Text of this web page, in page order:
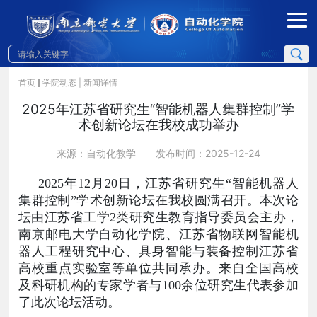
首页 学院动态 | 新闻详情
2025年江苏省研究生“智能机器人集群控制”学
术创新论坛在我校成功举办
来源：自动化教学 发布时间：2025-12-24
2025年12 月 20 日，江苏省研究生“智能机器人
集群控制”学术创新论坛在我校圆满召开。本次论
坛由江苏省工学2类研究生教育指导委员会主办，
南京邮电大学自动化学院、江苏省物联网智能机
器人工程研究中心、具身智能与装备控制江苏省
高校重点实验室等单位共同承办。来自全国高校
及科研机构的专家学者与100余位研究生代表参加
了此次论坛活动。